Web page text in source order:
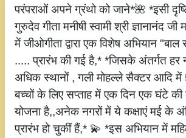
परंपराओं अपने ग्रंथो को जाने*🌺 *इसी
गुरुदेव गीता मनीषी स्वामी श्री ज्ञानानंद जी
में जीओगीता द्वारा एक विशेष अभियान
..... प्रारंभ की गई है,* *जिसके अंतर्गत
अधिक स्थानों , गली मोहल्ले सैक्टर आदि
बच्चों के लिए सप्ताह में एक दिन एक घंटे की
योजना है,,अनेक नगरों में ये कक्षाएं मई के
प्रारंभ हो चुकीं हैं,* 💫 *इस अभियान में